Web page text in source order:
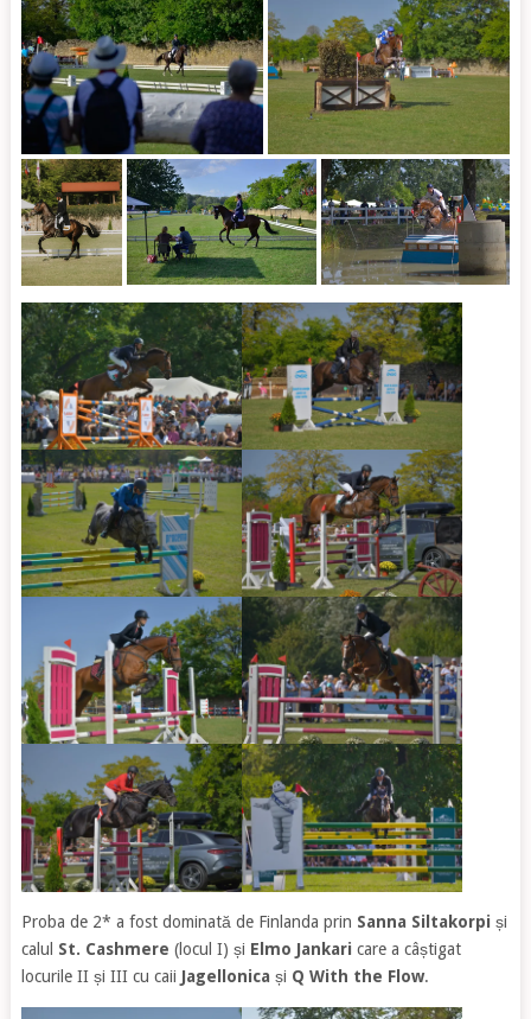
Proba de 2* a fost dominată de Finlanda prin Sanna Siltakorpi și
calul St. Cashmere (locul I) și Elmo Jankari care a câștigat
locurile II și III cu caii Jagellonica și Q With the Flow.